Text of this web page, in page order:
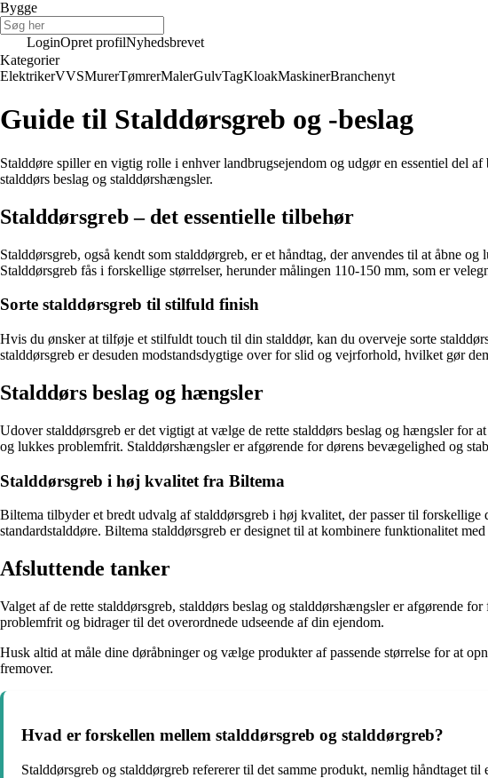
Bygge
LoginOpret profilNyhedsbrevet
Kategorier
ElektrikerVVSMurerTømrerMalerGulvTagKloakMaskinerBranchenyt
Guide til Stalddørsgreb og -beslag
Stalddøre spiller en vigtig rolle i enhver landbrugsejendom og udgør en essentiel del
stalddørs beslag og stalddørshængsler.
Stalddørsgreb – det essentielle tilbehør
Stalddørsgreb, også kendt som stalddørgreb, er et håndtag, der anvendes til at åbne
Stalddørsgreb fås i forskellige størrelser, herunder målingen 110-150 mm, som er
Sorte stalddørsgreb til stilfuld finish
Hvis du ønsker at tilføje et stilfuldt touch til din stalddør, kan du overveje sorte
stalddørsgreb er desuden modstandsdygtige over for slid og vejrforhold, hvilket gør
Stalddørs beslag og hængsler
Udover stalddørsgreb er det vigtigt at vælge de rette stalddørs beslag og hængsler for
og lukkes problemfrit. Stalddørshængsler er afgørende for dørens bevægelighed og
Stalddørsgreb i høj kvalitet fra Biltema
Biltema tilbyder et bredt udvalg af stalddørsgreb i høj kvalitet, der passer til
standardstalddøre. Biltema stalddørsgreb er designet til at kombinere funktionalitet
Afsluttende tanker
Valget af de rette stalddørsgreb, stalddørs beslag og stalddørshængsler er afgørende
problemfrit og bidrager til det overordnede udseende af din ejendom.
Husk altid at måle dine døråbninger og vælge produkter af passende størrelse for at
fremover.
Hvad er forskellen mellem stalddørsgreb og stalddørgreb?
Stalddørsgreb og stalddørgreb refererer til det samme produkt, nemlig håndtaget